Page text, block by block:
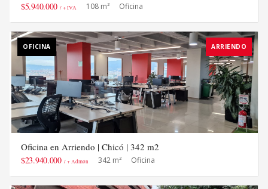
$5.940.000 / + IVA 108 m² Oficina
OFICINA ARRIENDO
Oficina en Arriendo | Chicó | 342 m2
$23.940.000 / + Admón 342 m² Oficina